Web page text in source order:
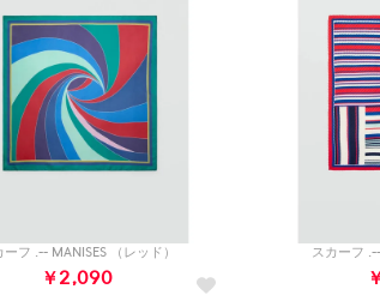
ーフ .-- MANISES （レッド）
￥2,090
スカーフ